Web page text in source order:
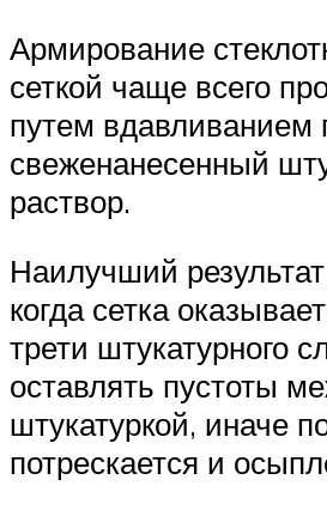
Армирование
сеткой чаще всего
путем вдавливанием
свеженанесенный
раствор.
Наилучший результат
когда сетка
трети штукатурного
оставлять пустоты
штукатуркой, иначе
потрескается и